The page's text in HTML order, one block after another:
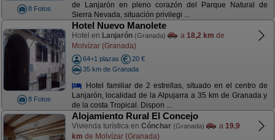
8 Fotos
de Lanjarón en pleno corazón del Parque Natural de
Sierra Nevada, situación privilegi ...
8 Fotos
Hotel Nuevo Manolete
Hotel en Lanjarón (Granada) a 18,2 km de
Molvízar (Granada)
64+1 plazas
20 €
35 km de Granada
Hotel familiar de 2 estrellas, situado en el centro de
Lanjarón, localidad de la Alpujarra a 35 km de Granada y
de la costa Tropical. Dispon ...
Alojamiento Rural El Concejo
Vivienda turística en Cónchar (Granada) a 19,9
km de Molvízar (Granada)